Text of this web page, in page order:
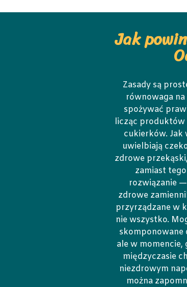
Jak
Zasady są
równowaga
spożywać
licząc
cukierków. Jak
uwielbiają
zdrowe
zamiast
rozwiązanie
zdrowe
przyrządzane w
nie wszystko.
skomponowane
ale w momencie,
międzyczasie
niezdrowym
można